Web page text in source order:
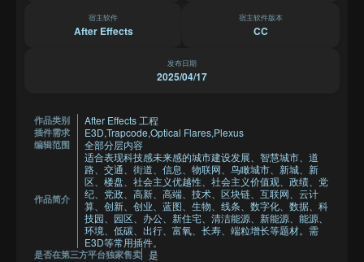
宿主软件
After Effects
宿主软件版本
CC
发布日期
2025/04/17
作品类别 After Effects 工程
插件需求 E3D,Trapcode,Optical Flares,Plexus
编辑范围 全部分层内容
作品简介
适合表现科技感未来感的城市建设发展、智慧城市、道
路、交通、街道、信息、物联网、鸟瞰城市、新城、新
区、楼盘、社会主义优越性、社会主义价值观、政绩、党
纪、党政、高新、高端、技术、区块链、互联网、云计
算、创新、创业、蓝图、生物、线条、数字化、数据、科
技园、园区、办公、新住宅、清洁能源、新能源、能源、
环境、低碳、出行、富氧、长寿、端粒增长等题材。需
E3D等常用插件。
是否在第三方平台独家售卖 是